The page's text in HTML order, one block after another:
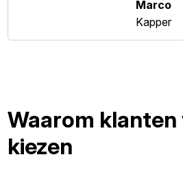
Marco
Kapper
Waarom klanten
kiezen